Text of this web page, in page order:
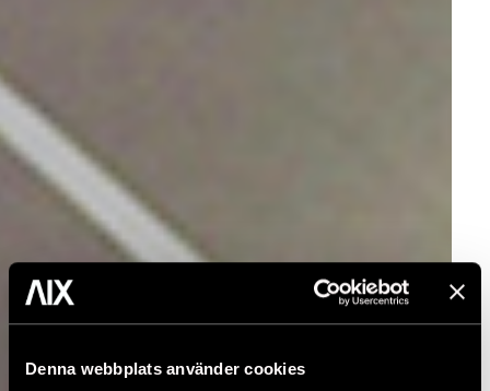
Denna webbplats använder cookies